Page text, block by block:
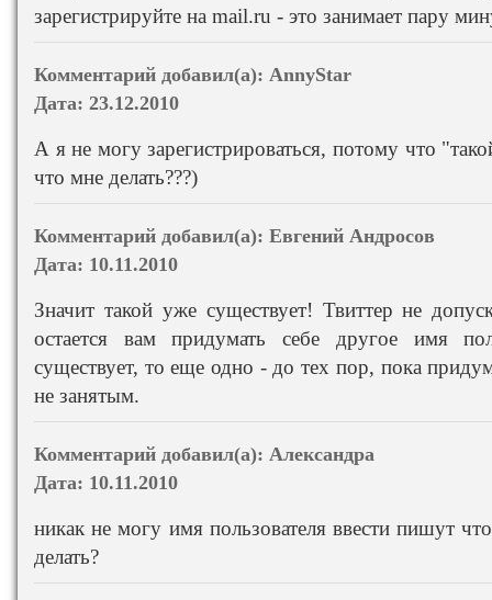
зарегистрируйте на mail.ru - это занимает пару
Комментарий добавил(а): AnnyStar
Дата: 23.12.2010
А я не могу зарегистрироваться, потому что
что мне делать???)
Комментарий добавил(а): Евгений Андросов
Дата: 10.11.2010
Значит такой уже существует! Твиттер не
остается вам придумать себе другое имя
существует, то еще одно - до тех пор, пока
не занятым.
Комментарий добавил(а): Александра
Дата: 10.11.2010
никак не могу имя пользователя ввести пишут
делать?